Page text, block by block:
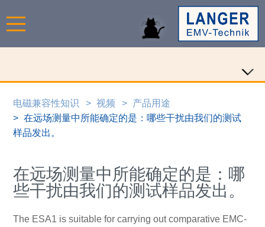
电磁兼容性知识 视频
产品用途
在远场测量中所能确定的是：哪些干扰由我们的测试
样品发出。
在远场测量中所能确定的是：哪
些干扰由我们的测试样品发出。
The ESA1 is suitable for carrying out comparative EMC-